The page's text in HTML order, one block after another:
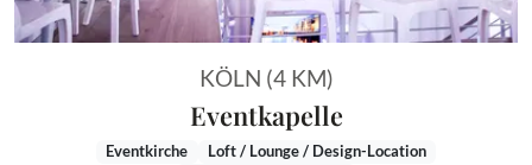
KÖLN (4 KM)
Eventkapelle
Eventkirche
Loft / Lounge / Design-Location